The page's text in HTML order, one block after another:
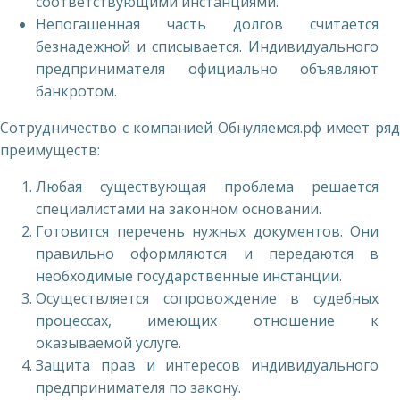
Непогашенная часть долгов считается
безнадежной и списывается. Индивидуального
предпринимателя официально объявляют
банкротом.
Сотрудничество с компанией Обнуляемся.рф имеет ряд
преимуществ:
Любая существующая проблема решается
специалистами на законном основании.
Готовится перечень нужных документов. Они
правильно оформляются и передаются в
необходимые государственные инстанции.
Осуществляется сопровождение в судебных
процессах, имеющих отношение к
оказываемой услуге.
Защита прав и интересов индивидуального
предпринимателя по закону.